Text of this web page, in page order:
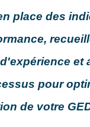
place des
et
pour
de votre